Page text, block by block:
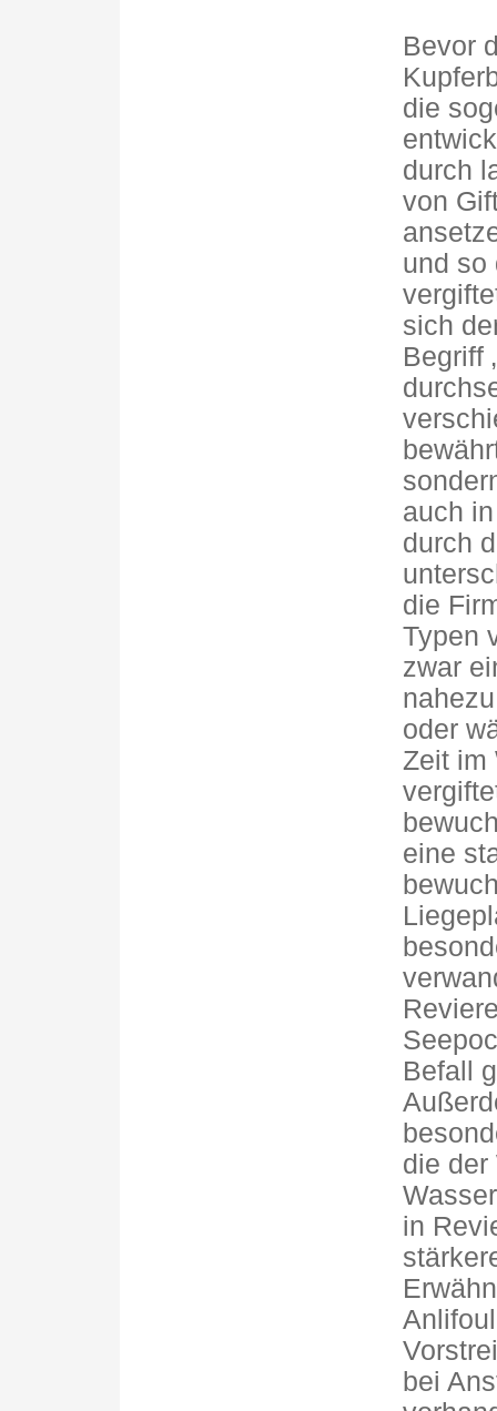
Bevor
die
durch
von
und so
sich
Begriff
auch
durch
die
Typen
zwar
oder
Zeit im
eine
Befall
die der
in
bei